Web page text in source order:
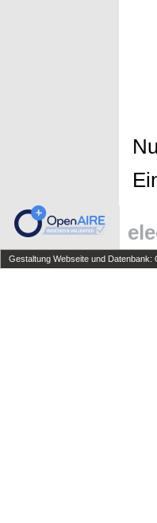
Gestaltung Webseite und